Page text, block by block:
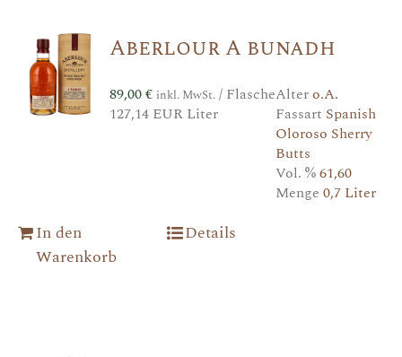
Aberlour A bunadh
89,00€ inkl. MwSt./ Flasche
127,14 EUR Liter
Altero.A.
Fassart Spanish
Oloroso Sherry
Butts
Vol. %61,60
Menge 0,7 Liter
In den
Warenkorb
Details